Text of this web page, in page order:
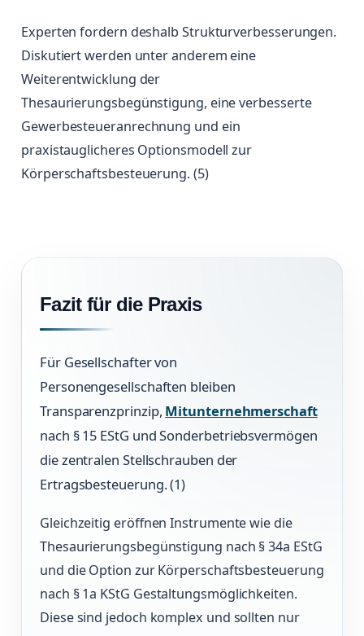
Experten fordern deshalb Strukturverbesserungen.
Diskutiert werden unter anderem eine
Weiterentwicklung der
Thesaurierungsbegünstigung, eine verbesserte
Gewerbesteueranrechnung und ein
praxistauglicheres Optionsmodell zur
Körperschaftsbesteuerung. (5)
Fazit für die Praxis
Für Gesellschafter von
Personengesellschaften bleiben
Transparenzprinzip, Mitunternehmerschaft
nach § 15 EStG und Sonderbetriebsvermögen
die zentralen Stellschrauben der
Ertragsbesteuerung. (1)
Gleichzeitig eröffnen Instrumente wie die
Thesaurierungsbegünstigung nach § 34a EStG
und die Option zur Körperschaftsbesteuerung
nach § 1a KStG Gestaltungsmöglichkeiten.
Diese sind jedoch komplex und sollten nur